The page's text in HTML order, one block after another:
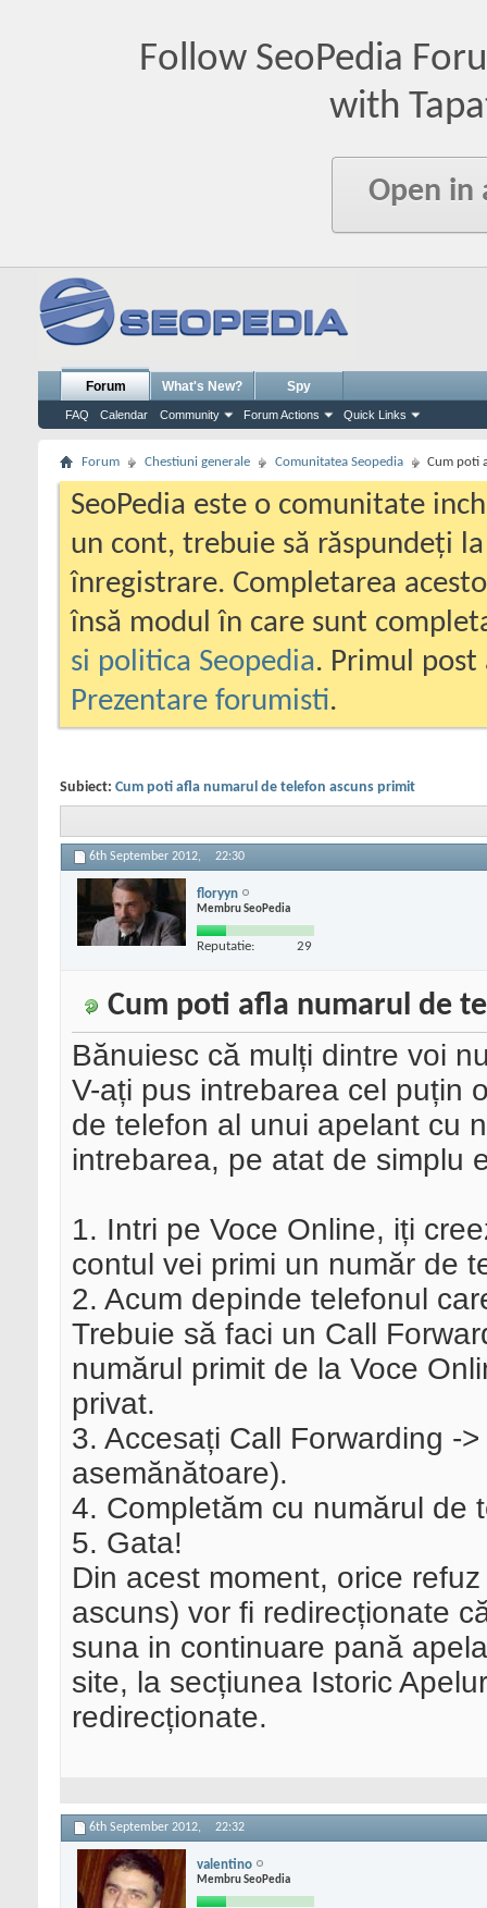
Follow SeoPedia
with
Open in
Forum
FAQ Calendar Community Forum Actions Quick Links
What's New? Spy
Forum Chestiuni generale Comunitatea Seopedia Cum poti
SeoPedia este o comunitate
un cont, trebuie să răspundeți
înregistrare. Completarea
însă modul în care sunt
si politica Seopedia. Primul
Prezentare forumisti.
Subiect: Cum poti afla numarul de telefon ascuns primit
6th September 2012, 22:30
floryyn
Membru SeoPedia
Reputatie: 29
Cum poti afla numarul de
Bănuiesc că mulți dintre voi
V-ați pus intrebarea cel puțin
de telefon al unui apelant cu
intrebarea, pe atat de simplu
1. Intri pe Voce Online, iți
contul vei primi un număr de
2. Acum depinde telefonul
Trebuie să faci un Call
numărul primit de la Voce
privat.
3. Accesați Call Forwarding -
asemănătoare).
4. Completăm cu numărul de
5. Gata!
Din acest moment, orice
ascuns) vor fi redirecționate
suna in continuare pană
site, la secțiunea Istoric
redirecționate.
6th September 2012, 22:32
valentino
Membru SeoPedia